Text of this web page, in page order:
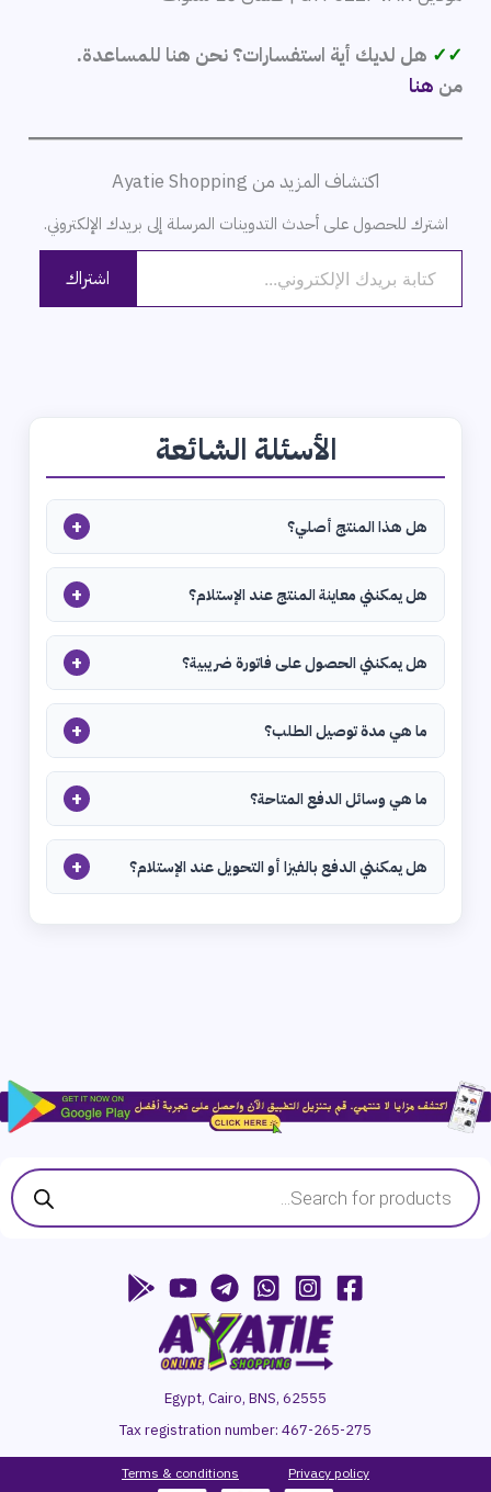
✓✓ هل لديك أية استفسارات؟ نحن هنا للمساعدة.
من هنا
اكتشاف المزيد من Ayatie Shopping
اشترك للحصول على أحدث التدوينات المرسلة إلى بريدك الإلكتروني.
كتابة بريدك الإلكتروني...
اشتراك
الأسئلة الشائعة
هل هذا المنتج أصلي؟ +
هل يمكنني معاينة المنتج عند الإستلام؟ +
هل يمكنني الحصول على فاتورة ضريبية؟ +
ما هي مدة توصيل الطلب؟ +
ما هي وسائل الدفع المتاحة؟ +
هل يمكنني الدفع بالفيزا أو التحويل عند الإستلام؟ +
Products
search
Egypt, Cairo, BNS, 62555
Tax registration number: 467-265-275
Terms & conditions Privacypolicy